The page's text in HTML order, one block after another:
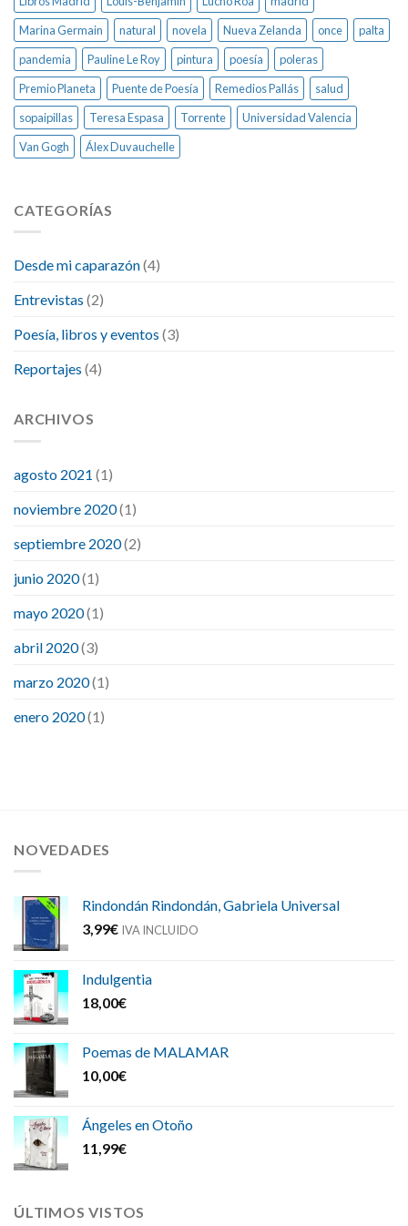
Marina Germain
natural novela Nueva Zelanda once
palta
pandemia
Pauline Le Roy pintura poesía
poleras
Premio Planeta
Puente de Poesía Remedios Pallás
salud
sopaipillas
Teresa Espasa Torrente
Universidad Valencia
Van Gogh
Álex Duvauchelle
CATEGORÍAS
Desde mi caparazón(4)
Entrevistas (2)
Poesía, libros y eventos (3)
Reportajes (4)
ARCHIVOS
agosto 2021 (1)
noviembre 2020(1)
septiembre 2020(2)
junio 2020(1)
mayo 2020(1)
abril 2020(3)
marzo 2020(1)
enero 2020(1)
NOVEDADES
Rindondán Rindondán, Gabriela Universal
3,99€ IVA INCLUIDO
Indulgentia
18,00€
Poemas de MALAMAR
10,00€
Ángeles en Otoño
11,99€
ÚLTIMOS VISTOS